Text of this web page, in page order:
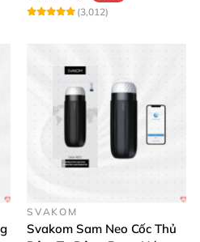
(3,012)
SVAKOM
Svakom Sam Neo Cốc Thủ